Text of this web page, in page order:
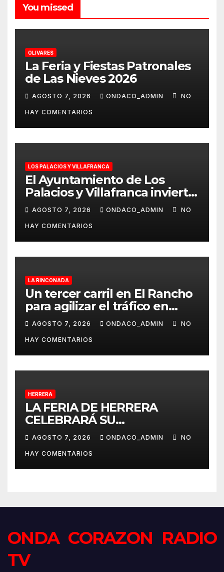
You missed
OLIVARES
La Feria y Fiestas Patronales
de Las Nieves 2026
AGOSTO 7, 2026 ONDACO_ADMIN NO
HAY COMENTARIOS
LOS PALACIOS Y VILLAFRANCA
El Ayuntamiento de Los
Palacios y Villafranca invierte
más de 560.000 euros en la
mejora Pista de Atletismo
Rafael Curado Tejero con
nueva iluminación y la
colocación de césped
AGOSTO 7, 2026 ONDACO_ADMIN NO
HAY COMENTARIOS
LA RINCONADA
Un tercer carril en El Rancho
para agilizar el tráfico en
dirección a Alcalá del Río
desde La Rinconada
AGOSTO 7, 2026 ONDACO_ADMIN NO
HAY COMENTARIOS
HERRERA
LA FERIA DE HERRERA
CELEBRARÁ SU
TRADICIONAL PASEO DE
CABALLISTAS, AMAZONAS Y
COCHES DE CABALLOS
AGOSTO 7, 2026 ONDACO_ADMIN NO
HAY COMENTARIOS
ONDA CORAZON RADIO
TV